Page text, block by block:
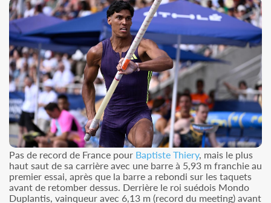
Pas de record de France pour Baptiste Thiery, mais le plus
haut saut de sa carrière avec une barre à 5,93 m franchie au
premier essai, après que la barre a rebondi sur les taquets
avant de retomber dessus. Derrière le roi suédois Mondo
Duplantis, vainqueur avec 6,13 m (record du meeting) avant